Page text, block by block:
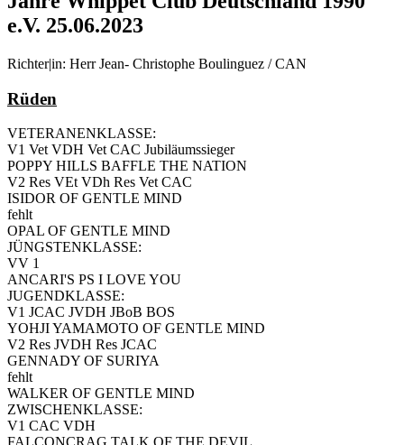
e.V. 25.06.2023
Richter|in: Herr Jean- Christophe Boulinguez / CAN
Rüden
VETERANENKLASSE:
V1 Vet VDH Vet CAC Jubiläumssieger
POPPY HILLS BAFFLE THE NATION
V2 Res VEt VDh Res Vet CAC
ISIDOR OF GENTLE MIND
fehlt
OPAL OF GENTLE MIND
JÜNGSTENKLASSE:
VV 1
ANCARI'S PS I LOVE YOU
JUGENDKLASSE:
V1 JCAC JVDH JBoB BOS
YOHJI YAMAMOTO OF GENTLE MIND
V2 Res JVDH Res JCAC
GENNADY OF SURIYA
fehlt
WALKER OF GENTLE MIND
ZWISCHENKLASSE:
V1 CAC VDH